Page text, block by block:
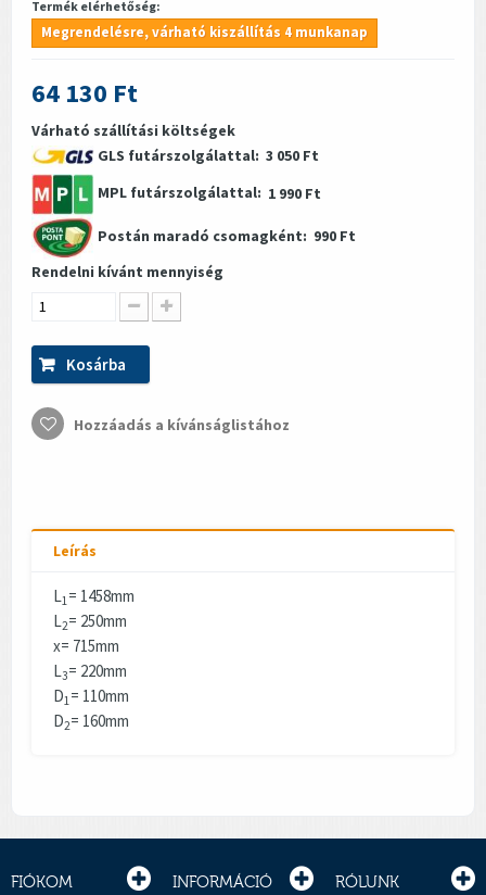
Termék elérhetőség:
Megrendelésre, várható kiszállítás 4 munkanap
64 130 Ft
Várható szállítási költségek
GLS futárszolgálattal: 3 050 Ft
MPL futárszolgálattal: 1 990 Ft
Postán maradó csomagként: 990 Ft
Rendelni kívánt mennyiség
Kosárba
Hozzáadás a kívánságlistához
Leírás
L1 = 1458mm
L2= 250mm
x= 715mm
L3= 220mm
D1 = 110mm
D2= 160mm
FIÓKOM INFORMÁCIÓ RÓLUNK